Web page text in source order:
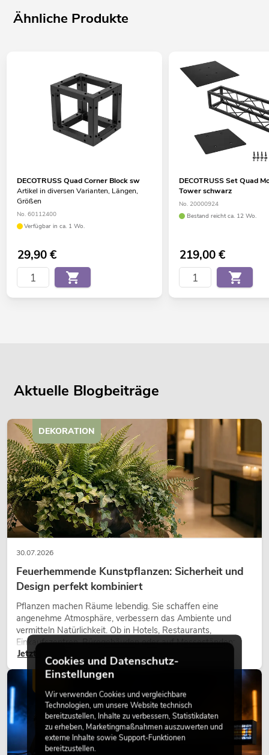
Ähnliche Produkte
DECOTRUSS Quad Corner Block sw
Artikel in diversen Varianten, Längen,
Größen
No. 60112400
Verfügbar in ca. 1 Wo.
29,90€
DECOTRUSS Set Quad
Tower schwarz
No. 20000924
Bestand reicht ca. 12 Wo.
219,00€
Aktuelle Blogbeiträge
30.07.2026
Feuerhemmende Kunstpflanzen: Sicherheit und
Design perfekt kombiniert
Pflanzen machen Räume lebendig. Sie schaffen eine
angenehme Atmosphäre, verbessern das Ambiente und
vermitteln Natürlichkeit. Ob in Hotels, Restaurants,
Einkaufszentren, Bürogebäuden oder auf Messeständen:
eine hochwertige Begrünung gehört heute längst zum
modernen Raumkonzept.
Jetzt lesen
DEKORATION
LICHT
Cookies und Datenschutz-
Einstellungen
Wir verwenden Cookies und vergleichbare
Technologien, um unsere Website technisch
bereitzustellen, Inhalte zu verbessern, Statistikdaten
zu erheben, Marketingmaßnahmen auszuwerten und
externe Inhalte sowie Support-Funktionen
bereitzustellen.